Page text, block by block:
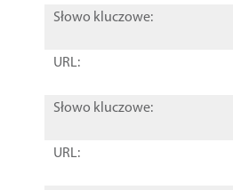
Słowo kluczowe:
URL:
Słowo kluczowe:
URL: